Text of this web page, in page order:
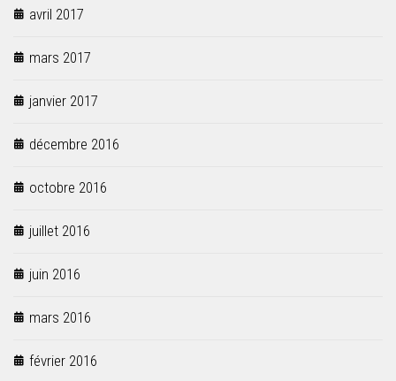
avril 2017
mars 2017
janvier 2017
décembre 2016
octobre 2016
juillet 2016
juin 2016
mars 2016
février 2016